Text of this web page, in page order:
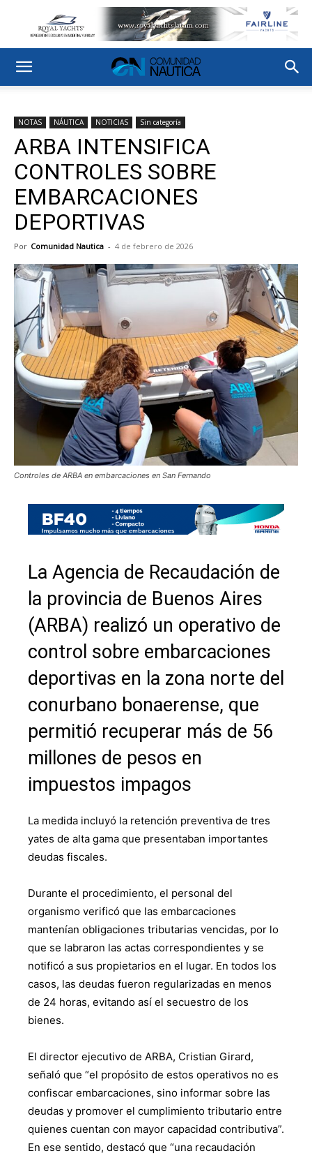
NOTAS NÁUTICA NOTICIAS Sin categoría
ARBA INTENSIFICA
CONTROLES SOBRE
EMBARCACIONES
DEPORTIVAS
Por Comunidad Nautica - 4 de febrero de 2026
Controles de ARBA en embarcaciones en San Fernando
La Agencia de Recaudación de
la provincia de Buenos Aires
(ARBA) realizó un operativo de
control sobre embarcaciones
deportivas en la zona norte del
conurbano bonaerense, que
permitió recuperar más de 56
millones de pesos en
impuestos impagos
La medida incluyó la retención preventiva de tres
yates de alta gama que presentaban importantes
deudas fiscales.
Durante el procedimiento, el personal del
organismo verificó que las embarcaciones
mantenían obligaciones tributarias vencidas, por lo
que se labraron las actas correspondientes y se
notificó a sus propietarios en el lugar. En todos los
casos, las deudas fueron regularizadas en menos
de 24 horas, evitando así el secuestro de los
bienes.
El director ejecutivo de ARBA, Cristian Girard,
señaló que “el propósito de estos operativos no es
confiscar embarcaciones, sino informar sobre las
deudas y promover el cumplimiento tributario entre
quienes cuentan con mayor capacidad contributiva”.
En ese sentido, destacó que “una recaudación